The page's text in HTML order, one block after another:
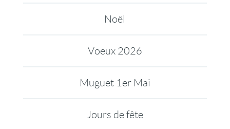
Noël
Voeux 2026
Muguet 1er Mai
Jours de fête